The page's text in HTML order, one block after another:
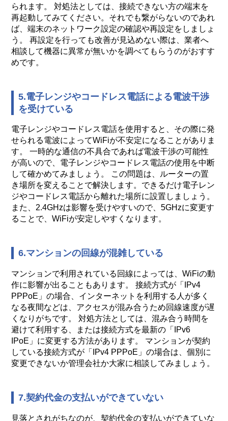
られます。 対処法としては、接続できない方の端末を
再起動してみてください。それでも繋がらないのであれ
ば、端末のネットワーク設定の確認や再設定をしましょ
う。 再設定を行っても改善が見込めない際は、業者へ
相談して機器に異常が無いかを調べてもらうのがおすす
めです。
5.電子レンジやコードレス電話による電波干渉
を受けている
電子レンジやコードレス電話を使用すると、その際に発
せられる電波によってWiFiが不安定になることがありま
す。 一時的な通信の不具合であれば電波干渉の可能性
が高いので、電子レンジやコードレス電話の使用を中断
して確かめてみましょう。 この問題は、ルーターの置
き場所を変えることで解決します。できるだけ電子レン
ジやコードレス電話から離れた場所に設置しましょう。
また、2.4GHzは影響を受けやすいので、5GHzに変更す
ることで、WiFiが安定しやすくなります。
6.マンションの回線が混雑している
マンションで利用されている回線によっては、WiFiの動
作に影響が出ることもあります。 接続方式が「IPv4
PPPoE」の場合、インターネットを利用する人が多く
なる夜間などは、アクセスが混み合うため回線速度が遅
くなりがちです。 対処方法としては、混み合う時間を
避けて利用する、または接続方式を最新の「IPv6
IPoE」に変更する方法があります。 マンションが契約
している接続方式が「IPv4 PPPoE」の場合は、個別に
変更できないか管理会社か大家に相談してみましょう。
7.契約代金の支払いができていない
見落とされがちなのが、契約代金の支払いができていな